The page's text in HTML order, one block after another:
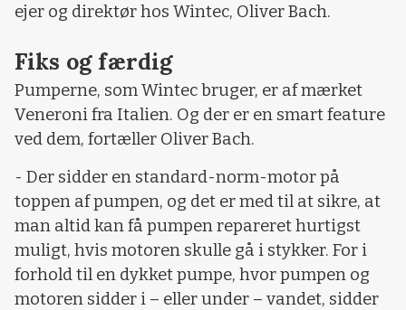
ejer og direktør hos Wintec, Oliver Bach.
Fiks og færdig
Pumperne, som Wintec bruger, er af mærket
Veneroni fra Italien. Og der er en smart feature
ved dem, fortæller Oliver Bach.
- Der sidder en standard-norm-motor på
toppen af pumpen, og det er med til at sikre, at
man altid kan få pumpen repareret hurtigst
muligt, hvis motoren skulle gå i stykker. For i
forhold til en dykket pumpe, hvor pumpen og
motoren sidder i – eller under – vandet, sidder